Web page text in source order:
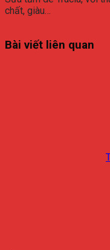
chất, giàu…
Bài viết liên quan